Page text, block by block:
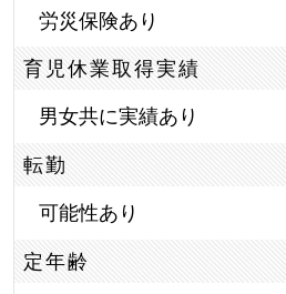
労災保険あり
育児休業取得実績
男女共に実績あり
転勤
可能性あり
定年齢